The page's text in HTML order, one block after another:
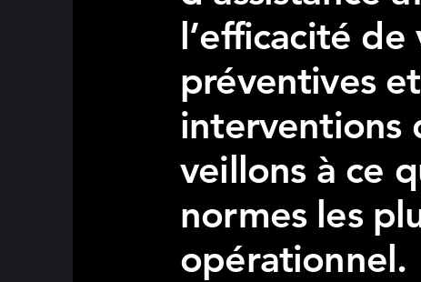
l’efficacité
préventives
interventions
veillons à ce
normes les
opérationnel.